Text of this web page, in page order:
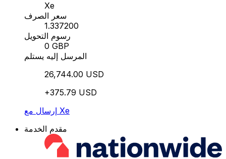
Xe
سعر الصرف
1.337200
رسوم التحويل
0 GBP
المرسل إليه يستلم
26,744.00 USD
+375.79 USD
إرسال مع Xe
مقدم الخدمة